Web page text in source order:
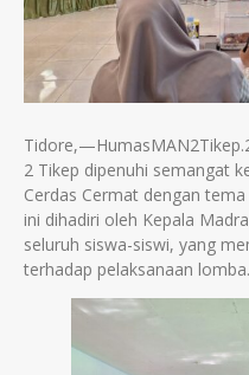
2 Tikep dipenuhi semangat
Cerdas Cermat dengan
ini dihadiri oleh Kepala
seluruh siswa-siswi, yang
terhadap pelaksanaan lomba.